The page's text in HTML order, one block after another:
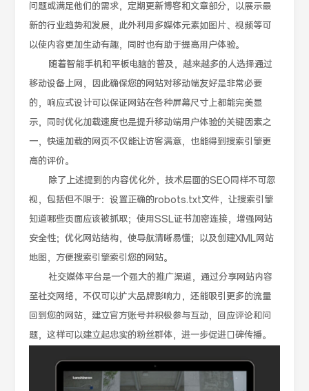
问题或满足他们的需求，定期更新博客和文章部分，以展示最
新的行业趋势和发展，此外利用多媒体元素如图片、视频等可
以使内容更加生动有趣，同时也有助于提高用户体验。
随着智能手机和平板电脑的普及，越来越多的人选择通过
移动设备上网，因此确保您的网站对移动端友好是非常必要
的，响应式设计可以保证网站在各种屏幕尺寸上都能完美显
示，同时优化加载速度也是提升移动端用户体验的关键因素之
一，快速加载的网页不仅能让访客满意，也能得到搜索引擎更
高的评价。
除了上述提到的内容优化外，技术层面的SEO同样不可忽
视，包括但不限于：设置正确的robots.txt文件，让搜索引擎
知道哪些页面应该被抓取；使用SSL证书加密连接，增强网站
安全性；优化网站结构，使导航清晰易懂；以及创建XML网站
地图，方便搜索引擎索引您的网站。
社交媒体平台是一个强大的推广渠道，通过分享网站内容
至社交网络，不仅可以扩大品牌影响力，还能吸引更多的流量
回到您的网站，建立官方账号并积极参与互动，回应评论和问
题，这样可以建立起忠实的粉丝群体，进一步促进口碑传播。